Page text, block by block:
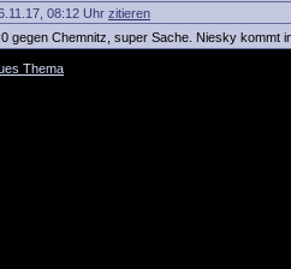
08:12 Uhr zitieren
gegen Chemnitz, super Sache. Niesky kommt
Thema